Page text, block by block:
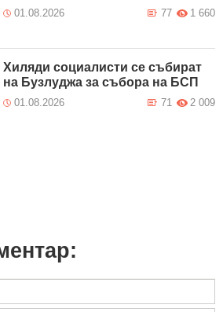
01.08.2026 1 660
77
Хиляди социалисти се събират
на Бузлуджа за събора на БСП
01.08.2026 2 009
71